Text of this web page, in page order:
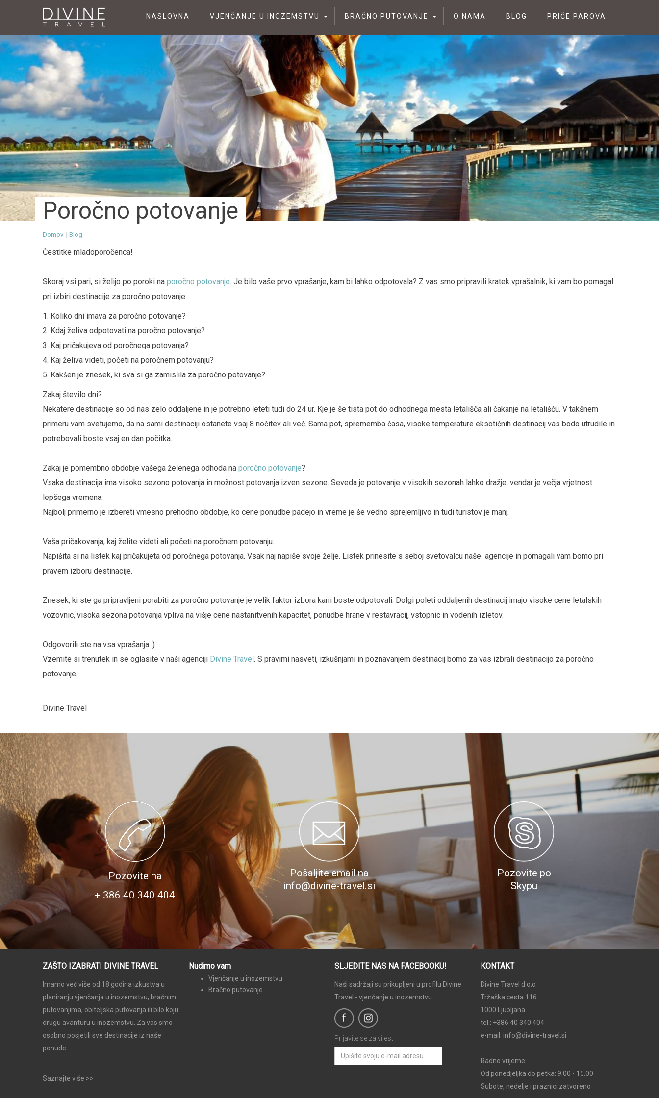
NASLOVNA VJENČANJE U INOZEMSTVU BRAČNO PUTOVANJE O NAMA BLOG PRIČE PAROVA
Poročno potovanje
Domov | Blog
Čestitke mladoporočenca!
Skoraj vsi pari, si želijo po poroki na poročno potovanje. Je bilo vaše prvo vprašanje, kam bi lahko odpotovala? Z vas smo pripravili kratek vprašalnik, ki vam bo pomagal
pri izbiri destinacije za poročno potovanje.
1. Koliko dni imava za poročno potovanje?
2. Kdaj želiva odpotovati na poročno potovanje?
3. Kaj pričakujeva od poročnega potovanja?
4. Kaj želiva videti, početi na poročnem potovanju?
5. Kakšen je znesek, ki sva si ga zamislila za poročno potovanje?
Zakaj število dni?
Nekatere destinacije so od nas zelo oddaljene in je potrebno leteti tudi do 24 ur. Kje je še tista pot do odhodnega mesta letališča ali čakanje na letališču. V takšnem
primeru vam svetujemo, da na sami destinaciji ostanete vsaj 8 nočitev ali več. Sama pot, sprememba časa, visoke temperature eksotičnih destinacij vas bodo utrudile in
potrebovali boste vsaj en dan počitka.
Zakaj je pomembno obdobje vašega želenega odhoda na poročno potovanje?
Vsaka destinacija ima visoko sezono potovanja in možnost potovanja izven sezone. Seveda je potovanje v visokih sezonah lahko dražje, vendar je večja vrjetnost
lepšega vremena.
Najbolj primerno je izbereti vmesno prehodno obdobje, ko cene ponudbe padejo in vreme je še vedno sprejemljivo in tudi turistov je manj.
Vaša pričakovanja, kaj želite videti ali početi na poročnem potovanju.
Napišita si na listek kaj pričakujeta od poročnega potovanja. Vsak naj napiše svoje želje. Listek prinesite s seboj svetovalcu naše agencije in pomagali vam bomo pri
pravem izboru destinacije.
Znesek, ki ste ga pripravljeni porabiti za poročno potovanje je velik faktor izbora kam boste odpotovali. Dolgi poleti oddaljenih destinacij imajo visoke cene letalskih
vozovnic, visoka sezona potovanja vpliva na višje cene nastanitvenih kapacitet, ponudbe hrane v restavracij, vstopnic in vodenih izletov.
Odgovorili ste na vsa vprašanja :)
Vzemite si trenutek in se oglasite v naši agenciji Divine Travel. S pravimi nasveti, izkušnjami in poznavanjem destinacij bomo za vas izbrali destinacijo za poročno
potovanje.
Divine Travel
Pozovite na
+ 386 40 340 404
Pošaljite email na
info@divine-travel.si
Pozovite po
Skypu
ZAŠTO IZABRATI DIVINE TRAVEL
Imamo već više od 18 godina izkustva u
planiranju vjenčanja u inozemstvu, bračnim
putovanjima, obiteljska putovanja ili bilo koju
drugu avanturu u inozemstvu. Za vas smo
osobno posjetili sve destinacije iz naše
ponude.
Saznajte više >>
Nudimo vam
Vjenčanje u inozemstvu
Bračno putovanje
SLJEDITE NAS NA FACEBOOKU!
Naši sadržaji su prikupljeni u profilu Divine
Travel - vjenčanje u inozemstvu
Prijavite se za vijesti
KONTAKT
Divine Travel d.o.o
Tržaška cesta 116
1000 Ljubljana
tel.: +386 40 340 404
e-mail: info@divine-travel.si
Radno vrijeme:
Od ponedjeljka do petka: 9.00 - 15.00
Subote, nedelje i praznici zatvoreno